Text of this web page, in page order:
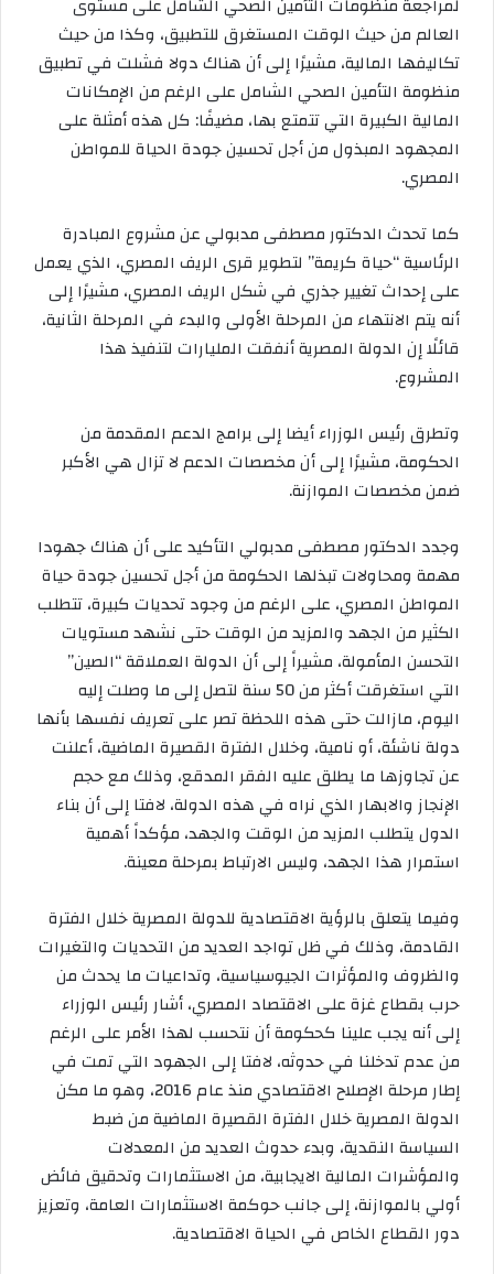
لمراجعة منظومات التأمين الصحي الشامل على مستوى
العالم من حيث الوقت المستغرق للتطبيق، وكذا من حيث
تكاليفها المالية، مشيرًا إلى أن هناك دولا فشلت في تطبيق
منظومة التأمين الصحي الشامل على الرغم من الإمكانات
المالية الكبيرة التي تتمتع بها، مضيفًا: كل هذه أمثلة على
المجهود المبذول من أجل تحسين جودة الحياة للمواطن
المصري.
كما تحدث الدكتور مصطفى مدبولي عن مشروع المبادرة
الرئاسية “حياة كريمة” لتطوير قرى الريف المصري، الذي يعمل
على إحداث تغيير جذري في شكل الريف المصري، مشيرًا إلى
أنه يتم الانتهاء من المرحلة الأولى والبدء في المرحلة الثانية،
قائلًا إن الدولة المصرية أنفقت المليارات لتنفيذ هذا
المشروع.
وتطرق رئيس الوزراء أيضا إلى برامج الدعم المقدمة من
الحكومة، مشيرًا إلى أن مخصصات الدعم لا تزال هي الأكبر
ضمن مخصصات الموازنة.
وجدد الدكتور مصطفى مدبولي التأكيد على أن هناك جهودا
مهمة ومحاولات تبذلها الحكومة من أجل تحسين جودة حياة
المواطن المصري، على الرغم من وجود تحديات كبيرة، تتطلب
الكثير من الجهد والمزيد من الوقت حتى نشهد مستويات
التحسن المأمولة، مشيراً إلى أن الدولة العملاقة “الصين”
التي استغرقت أكثر من 50 سنة لتصل إلى ما وصلت إليه
اليوم، مازالت حتى هذه اللحظة تصر على تعريف نفسها بأنها
دولة ناشئة، أو نامية، وخلال الفترة القصيرة الماضية، أعلنت
عن تجاوزها ما يطلق عليه الفقر المدقع، وذلك مع حجم
الإنجاز والابهار الذي نراه في هذه الدولة، لافتا إلى أن بناء
الدول يتطلب المزيد من الوقت والجهد، مؤكداً أهمية
استمرار هذا الجهد، وليس الارتباط بمرحلة معينة.
وفيما يتعلق بالرؤية الاقتصادية للدولة المصرية خلال الفترة
القادمة، وذلك في ظل تواجد العديد من التحديات والتغيرات
والظروف والمؤثرات الجيوسياسية، وتداعيات ما يحدث من
حرب بقطاع غزة على الاقتصاد المصري، أشار رئيس الوزراء
إلى أنه يجب علينا كحكومة أن نتحسب لهذا الأمر على الرغم
من عدم تدخلنا في حدوثه، لافتا إلى الجهود التي تمت في
إطار مرحلة الإصلاح الاقتصادي منذ عام 2016، وهو ما مكن
الدولة المصرية خلال الفترة القصيرة الماضية من ضبط
السياسة النقدية، وبدء حدوث العديد من المعدلات
والمؤشرات المالية الايجابية، من الاستثمارات وتحقيق فائض
أولي بالموازنة، إلى جانب حوكمة الاستثمارات العامة، وتعزيز
دور القطاع الخاص في الحياة الاقتصادية.